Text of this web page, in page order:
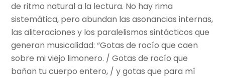
de ritmo natural a la lectura. No hay rima
sistemática, pero abundan las asonancias internas,
las aliteraciones y los paralelismos sintácticos que
generan musicalidad: “Gotas de rocío que caen
sobre mi viejo limonero. / Gotas de rocío que
bañan tu cuerpo entero, / y gotas que para mí